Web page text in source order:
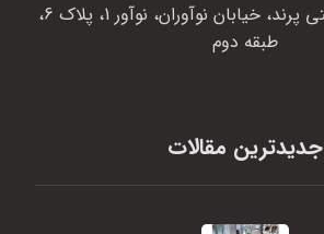
تهران، شهرک صنعتی پرند، خیابان نوآوران، نوآور 1، پلاک 6،
طبقه دوم
جدیدترین مقالات